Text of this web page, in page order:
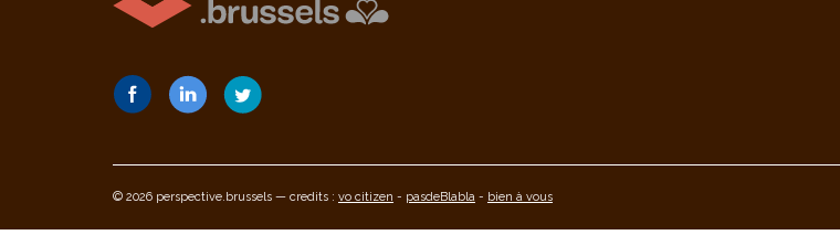
© 2026 perspective.brussels — credits : vo citizen - pasdeBlabla - bien à vous